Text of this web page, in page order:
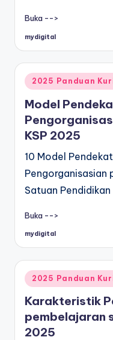
Buka -->
Posted
mydigital
Posted
in
2025 Panduan
Model
KSP 2025
10 Model
Pengorganisasian
Satuan
Buka -->
Posted
mydigital
Posted
in
2025 Panduan
Karakteristik
pembelajaran
2025